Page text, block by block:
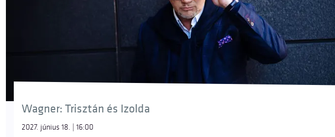
Wagner: Trisztán és Izolda
2027. június 18. | 16:00